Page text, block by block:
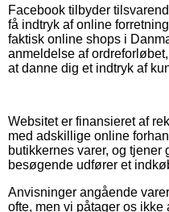
Facebook tilbyder
få indtryk af online
faktisk online shops i
anmeldelse af
at danne dig et indtryk af
Websitet er finansieret af
med adskillige online
butikkernes varer, og
besøgende udfører et
Anvisninger angående
ofte, men vi påtager os ikke